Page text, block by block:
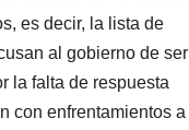
es decir, la lista de
al gobierno de ser
la falta de respuesta
con enfrentamientos a